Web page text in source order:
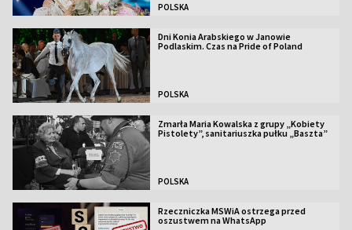
POLSKA
Dni Konia Arabskiego w Janowie
Podlaskim. Czas na Pride of Poland
POLSKA
Zmarła Maria Kowalska z grupy „Kobiety
Pistolety”, sanitariuszka pułku „Baszta”
POLSKA
Rzeczniczka MSWiA ostrzega przed
oszustwem na WhatsApp